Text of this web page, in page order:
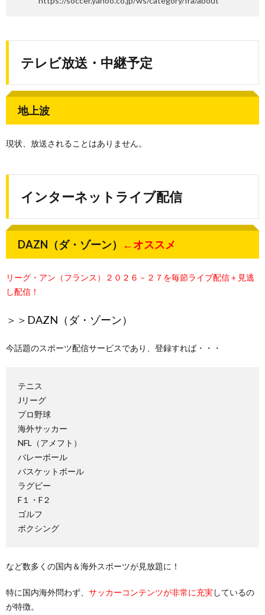
テレビ放送・中継予定
地上波
現状、放送されることはありません。
インターネットライブ配信
DAZN（ダ・ゾーン） ←オススメ
リーグ・アン（フランス）２０２６－２７を毎節ライブ配信＋見逃
し配信！
＞＞ DAZN（ダ・ゾーン）
今話題のスポーツ配信サービスであり、登録すれば・・・
テニス
Jリーグ
プロ野球
海外サッカー
NFL（アメフト）
バレーボール
バスケットボール
ラグビー
F１・F２
ゴルフ
ボクシング
など数多くの国内＆海外スポーツが見放題に！
特に国内海外問わず、 サッカーコンテンツが非常に充実しているの
が特徴。